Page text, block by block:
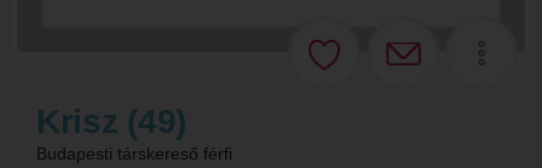
Krisz (49)
Budapesti társkereső férfi